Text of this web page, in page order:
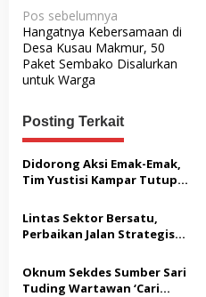
N
a
v
i
g
a
s
i
p
o
s
Pos sebelumnya
Hangatnya Kebersamaan di
Desa Kusau Makmur, 50
Paket Sembako Disalurkan
untuk Warga
Posting Terkait
Didorong Aksi Emak-Emak,
Tim Yustisi Kampar Tutup
Gading Sari
Lintas Sektor Bersatu,
Perbaikan Jalan Strategis
Oknum Sekdes Sumber Sari
Tuding Wartawan ‘Cari